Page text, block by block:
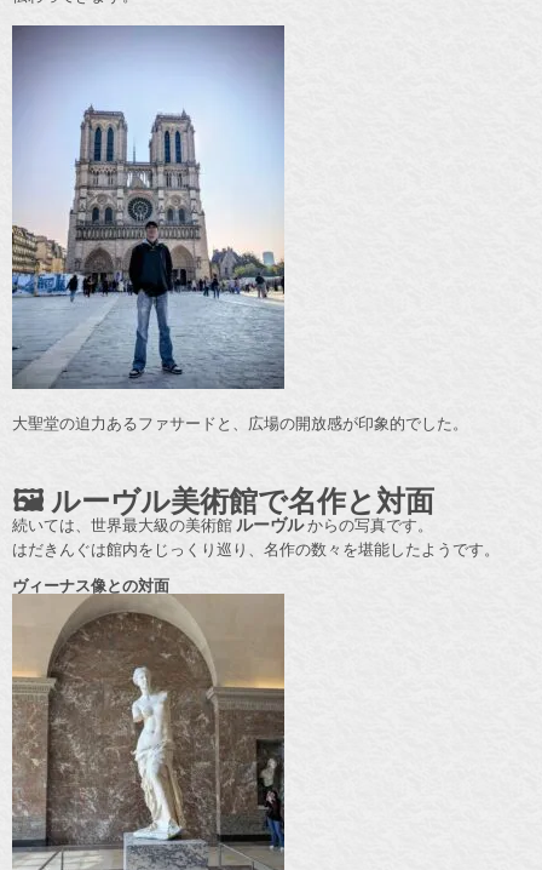
大聖堂の迫力あるファサードと、広場の開放感が印象的でした。
🖼️ ルーヴル美術館で名作と対面
続いては、世界最大級の美術館 ルーヴルからの写真です。
はだきんぐは館内をじっくり巡り、名作の数々を堪能したようです。
ヴィーナス像との対面